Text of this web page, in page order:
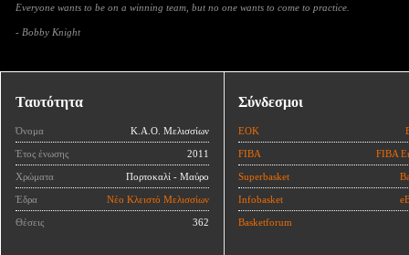
Everyone wants to be on a winning team, but no one wants to come to practice.
- Bobby Knight
Ταυτότητα
Όνομα Κ.Α.Ο. Μελισσίων
Έτος ένωσης 2011
Χρώματα Πορτοκαλί - Μαύρο
Έδρα Νέο Κλειστό Μελισσίων
Θέσεις 362
Σύνδεσμοι
ΕΟΚ
FIBA FIBA
Superbasket
Infobasket
Basketforum